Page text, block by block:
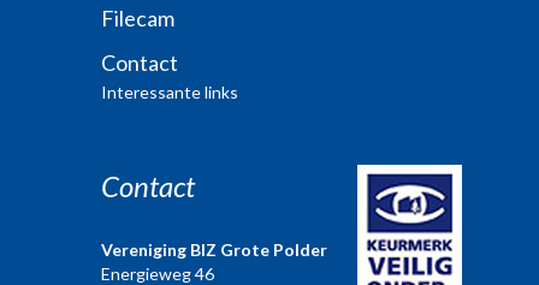
Filecam
Contact
Interessante links
Contact
Vereniging BIZ Grote Polder
Energieweg 46